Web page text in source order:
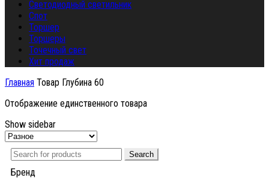
Светодиодный светильник
Спот
Торшер
Торшеры
Точечный свет
Хит продаж
Главная Товар Глубина 60
Отображение единственного товара
Show sidebar
Search
Бренд